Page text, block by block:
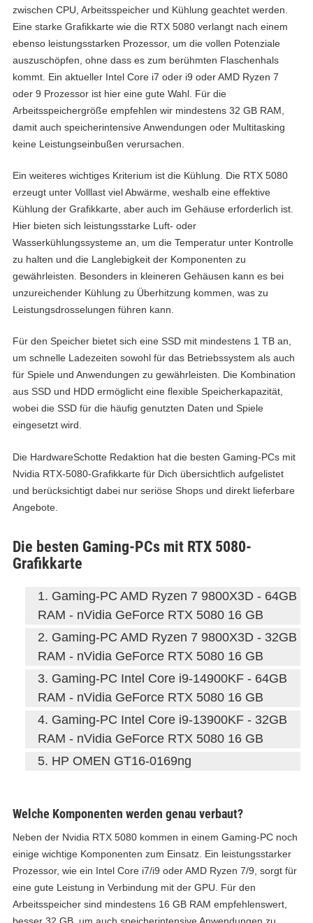
zwischen CPU, Arbeitsspeicher und Kühlung geachtet werden.
Eine starke Grafikkarte wie die RTX 5080 verlangt nach einem
ebenso leistungsstarken Prozessor, um die vollen Potenziale
auszuschöpfen, ohne dass es zum berühmten Flaschenhals
kommt. Ein aktueller Intel Core i7 oder i9 oder AMD Ryzen 7
oder 9 Prozessor ist hier eine gute Wahl. Für die
Arbeitsspeichergröße empfehlen wir mindestens 32 GB RAM,
damit auch speicherintensive Anwendungen oder Multitasking
keine Leistungseinbußen verursachen.
Ein weiteres wichtiges Kriterium ist die Kühlung. Die RTX 5080
erzeugt unter Volllast viel Abwärme, weshalb eine effektive
Kühlung der Grafikkarte, aber auch im Gehäuse erforderlich ist.
Hier bieten sich leistungsstarke Luft- oder
Wasserkühlungssysteme an, um die Temperatur unter Kontrolle
zu halten und die Langlebigkeit der Komponenten zu
gewährleisten. Besonders in kleineren Gehäusen kann es bei
unzureichender Kühlung zu Überhitzung kommen, was zu
Leistungsdrosselungen führen kann.
Für den Speicher bietet sich eine SSD mit mindestens 1 TB an,
um schnelle Ladezeiten sowohl für das Betriebssystem als auch
für Spiele und Anwendungen zu gewährleisten. Die Kombination
aus SSD und HDD ermöglicht eine flexible Speicherkapazität,
wobei die SSD für die häufig genutzten Daten und Spiele
eingesetzt wird.
Die HardwareSchotte Redaktion hat die besten Gaming-PCs mit
Nvidia RTX-5080-Grafikkarte für Dich übersichtlich aufgelistet
und berücksichtigt dabei nur seriöse Shops und direkt lieferbare
Angebote.
Die besten Gaming-PCs mit RTX 5080-
Grafikkarte
Gaming-PC AMD Ryzen 7 9800X3D - 64GB
RAM - nVidia GeForce RTX 5080 16 GB
Gaming-PC AMD Ryzen 7 9800X3D - 32GB
RAM - nVidia GeForce RTX 5080 16 GB
Gaming-PC Intel Core i9-14900KF - 64GB
RAM - nVidia GeForce RTX 5080 16 GB
Gaming-PC Intel Core i9-13900KF - 32GB
RAM - nVidia GeForce RTX 5080 16 GB
HP OMEN GT16-0169ng
Welche Komponenten werden genau verbaut?
Neben der Nvidia RTX 5080 kommen in einem Gaming-PC noch
einige wichtige Komponenten zum Einsatz. Ein leistungsstarker
Prozessor, wie ein Intel Core i7/i9 oder AMD Ryzen 7/9, sorgt für
eine gute Leistung in Verbindung mit der GPU. Für den
Arbeitsspeicher sind mindestens 16 GB RAM empfehlenswert,
besser 32 GB, um auch speicherintensive Anwendungen zu